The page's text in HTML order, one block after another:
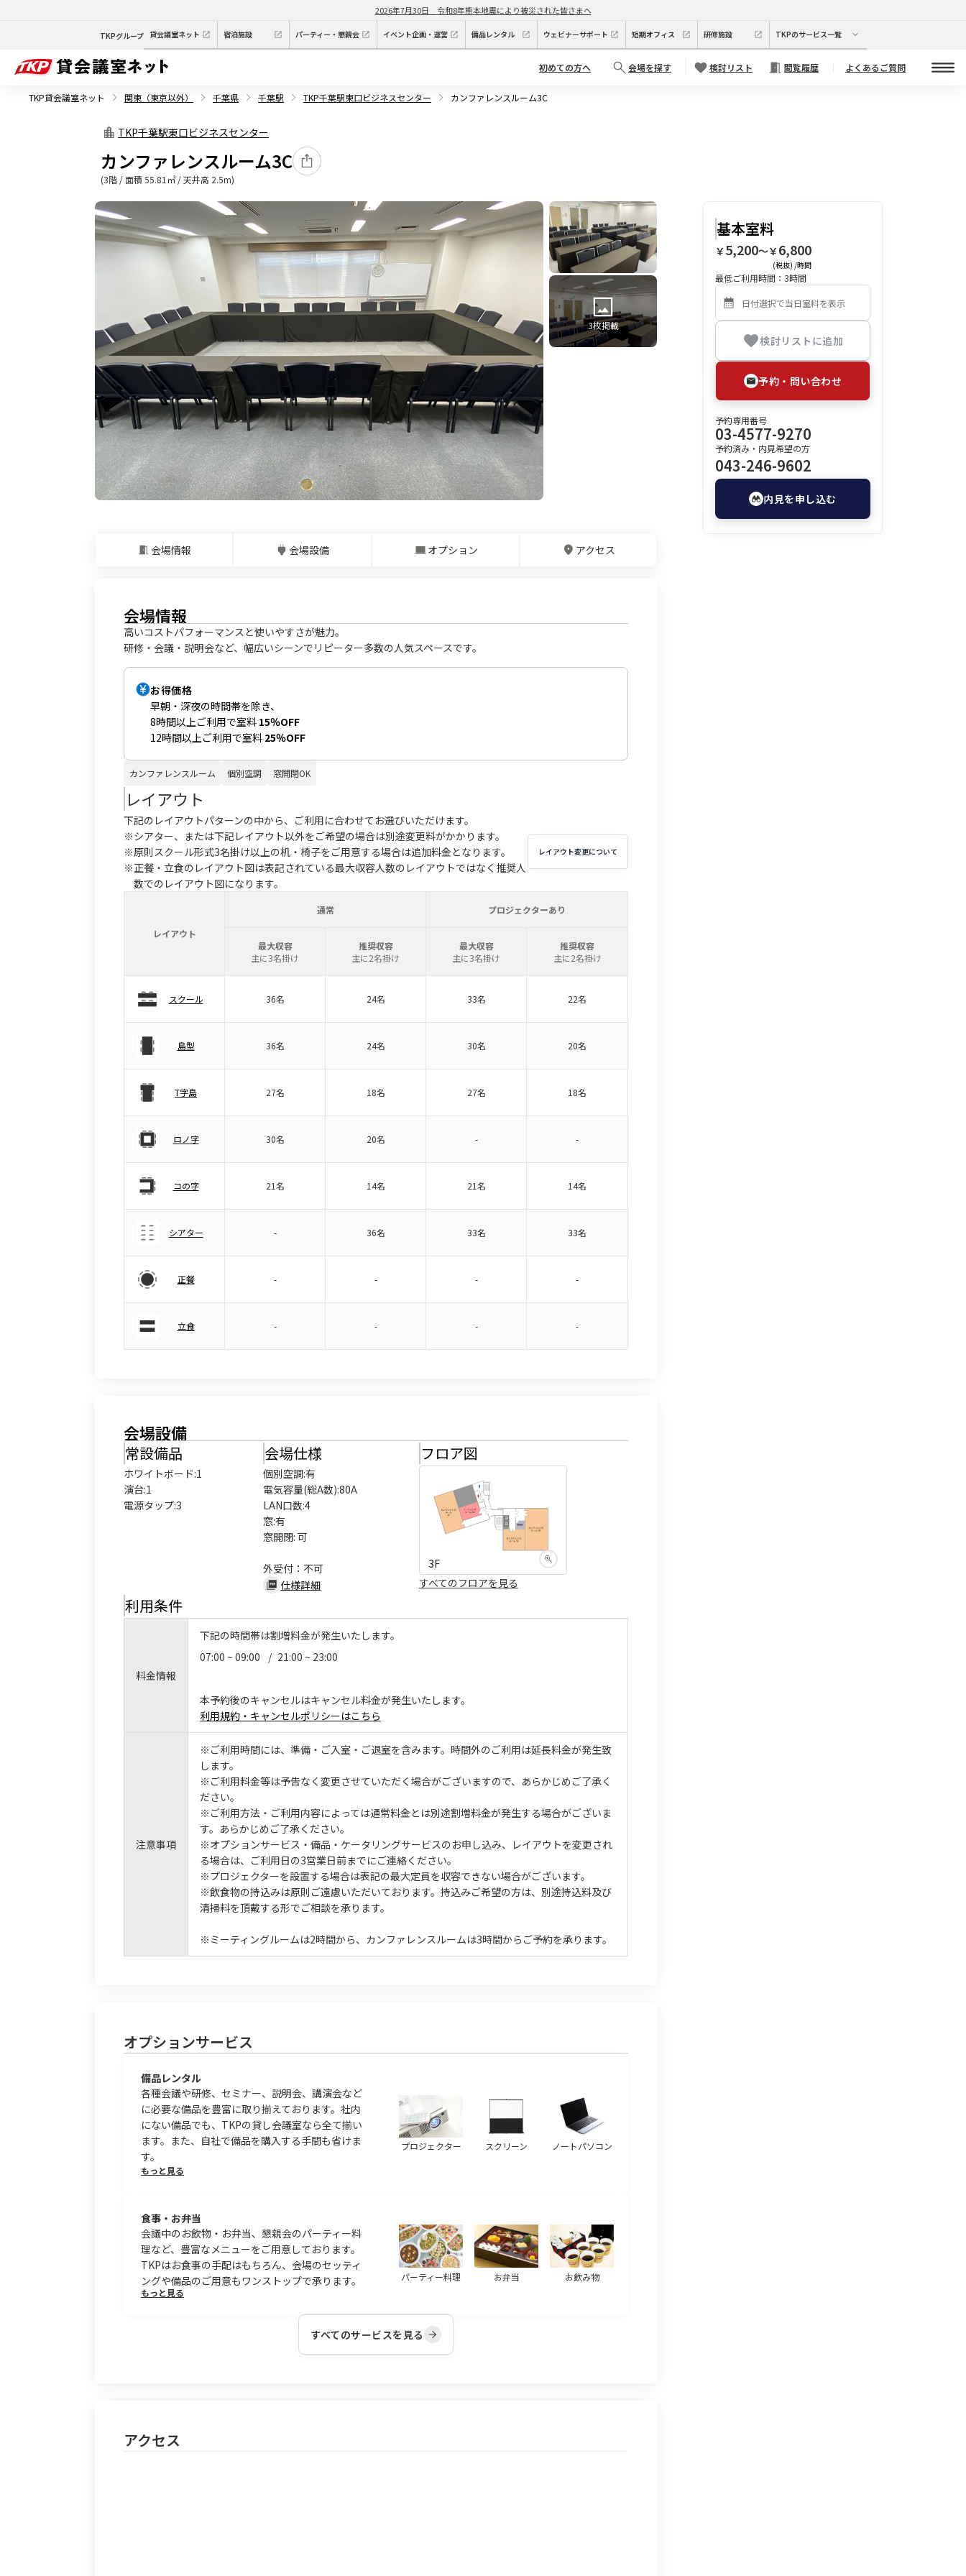
2026年7月30日 令和8年熊本地震により被災された皆さまへ
TKPグループ 貸会議室ネット 宿泊施設 パーティー・懇親会 イベント企画・運営 備品レンタル ウェビナーサポート 短期オフィス 研修施設 TKPのサービス一覧
初めての方へ 会場を探す 検討リスト 閲覧履歴 よくあるご質問
TKP貸会議室ネット 関東（東京以外） 千葉県 千葉駅 TKP千葉駅東口ビジネスセンター カンファレンスルーム3C
TKP千葉駅東口ビジネスセンター
カンファレンスルーム3C
(3階 / 面積 55.81㎡ / 天井高 2.5m)
3枚掲載
会場情報 会場設備 オプション アクセス
会場情報
高いコストパフォーマンスと使いやすさが魅力。
研修・会議・説明会など、幅広いシーンでリピーター多数の人気スペースです。
お得価格
早朝・深夜の時間帯を除き、
8時間以上ご利用で室料 15％OFF
12時間以上ご利用で室料 25％OFF
カンファレンスルーム 個別空調 窓開閉OK
レイアウト
下記のレイアウトパターンの中から、ご利用に合わせてお選びいただけます。
※シアター、または下記レイアウト以外をご希望の場合は別途変更料がかかります。
※原則スクール形式3名掛け以上の机・椅子をご用意する場合は追加料金となります。
※正餐・立食のレイアウト図は表記されている最大収容人数のレイアウトではなく推奨人
数でのレイアウト図になります。
レイアウト変更について
レイアウト
通常 プロジェクターあり
最大収容
主に3名掛け
推奨収容
主に2名掛け
最大収容
主に3名掛け
推奨収容
主に2名掛け
スクール 36名 24名 33名 22名
島型 36名 24名 30名 20名
T字島 27名 18名 27名 18名
ロノ字 30名 20名 - -
コの字 21名 14名 21名 14名
シアター - 36名 33名 33名
正餐 - - - -
立食 - - - -
会場設備
常設備品
ホワイトボード:1
演台:1
電源タップ:3
会場仕様
個別空調:有
電気容量(総A数):80A
LAN口数:4
窓:有
窓開閉: 可
外受付：不可
仕様詳細
フロア図
3F
すべてのフロアを見る
利用条件
料金情報
下記の時間帯は割増料金が発生いたします。
07:00 ~ 09:00
/ 21:00 ~ 23:00
本予約後のキャンセルはキャンセル料金が発生いたします。
利用規約・キャンセルポリシーはこちら
注意事項
※ご利用時間には、準備・ご入室・ご退室を含みます。時間外のご利用は延長料金が発生致
します。
※ご利用料金等は予告なく変更させていただく場合がございますので、あらかじめご了承く
ださい。
※ご利用方法・ご利用内容によっては通常料金とは別途割増料金が発生する場合がございま
す。あらかじめご了承ください。
※オプションサービス・備品・ケータリングサービスのお申し込み、レイアウトを変更され
る場合は、ご利用日の3営業日前までにご連絡ください。
※プロジェクターを設置する場合は表記の最大定員を収容できない場合がございます。
※飲食物の持込みは原則ご遠慮いただいております。持込みご希望の方は、別途持込料及び
清掃料を頂戴する形でご相談を承ります。
※ミーティングルームは2時間から、カンファレンスルームは3時間からご予約を承ります。
オプションサービス
備品レンタル
各種会議や研修、セミナー、説明会、講演会など
に必要な備品を豊富に取り揃えております。社内
にない備品でも、TKPの貸し会議室なら全て揃い
ます。また、自社で備品を購入する手間も省けま
す。
もっと見る
プロジェクター スクリーン ノートパソコン
食事・お弁当
会議中のお飲物・お弁当、懇親会のパーティー料
理など、豊富なメニューをご用意しております。
TKPはお食事の手配はもちろん、会場のセッティ
ングや備品のご用意もワンストップで承ります。
もっと見る
パーティー料理 お弁当 お飲み物
すべてのサービスを見る
アクセス
基本室料
￥ 5,200〜￥ 6,800
(税抜) /時間
最低ご利用時間： 3時間
検討リストに追加
予約・問い合わせ
予約専用番号
03-4577-9270
予約済み・内見希望の方
043-246-9602
内見を申し込む